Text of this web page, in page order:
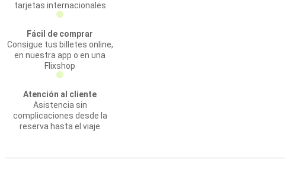
tarjetas internacionales
Fácil de comprar
Consigue tus billetes online,
en nuestra app o en una
Flixshop
Atención al cliente
Asistencia sin
complicaciones desde la
reserva hasta el viaje